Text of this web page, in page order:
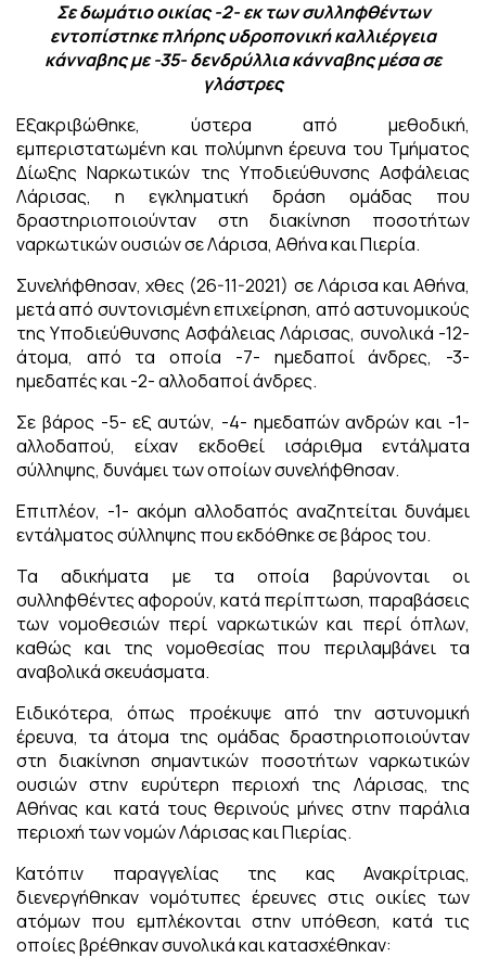
Σε δωμάτιο οικίας -2- εκ των συλληφθέντων
εντοπίστηκε πλήρης υδροπονική καλλιέργεια
κάνναβης με -35- δενδρύλλια κάνναβης μέσα σε
γλάστρες
Εξακριβώθηκε, ύστερα από μεθοδική,
εμπεριστατωμένη και πολύμηνη έρευνα του Τμήματος
Δίωξης Ναρκωτικών της Υποδιεύθυνσης Ασφάλειας
Λάρισας, η εγκληματική δράση ομάδας που
δραστηριοποιούνταν στη διακίνηση ποσοτήτων
ναρκωτικών ουσιών σε Λάρισα, Αθήνα και Πιερία.
Συνελήφθησαν, χθες (26-11-2021) σε Λάρισα και Αθήνα,
μετά από συντονισμένη επιχείρηση, από αστυνομικούς
της Υποδιεύθυνσης Ασφάλειας Λάρισας, συνολικά -12-
άτομα, από τα οποία -7- ημεδαποί άνδρες, -3-
ημεδαπές και -2- αλλοδαποί άνδρες.
Σε βάρος -5- εξ αυτών, -4- ημεδαπών ανδρών και -1-
αλλοδαπού, είχαν εκδοθεί ισάριθμα εντάλματα
σύλληψης, δυνάμει των οποίων συνελήφθησαν.
Επιπλέον, -1- ακόμη αλλοδαπός αναζητείται δυνάμει
εντάλματος σύλληψης που εκδόθηκε σε βάρος του.
Τα αδικήματα με τα οποία βαρύνονται οι
συλληφθέντες αφορούν, κατά περίπτωση, παραβάσεις
των νομοθεσιών περί ναρκωτικών και περί όπλων,
καθώς και της νομοθεσίας που περιλαμβάνει τα
αναβολικά σκευάσματα.
Ειδικότερα, όπως προέκυψε από την αστυνομική
έρευνα, τα άτομα της ομάδας δραστηριοποιούνταν
στη διακίνηση σημαντικών ποσοτήτων ναρκωτικών
ουσιών στην ευρύτερη περιοχή της Λάρισας, της
Αθήνας και κατά τους θερινούς μήνες στην παράλια
περιοχή των νομών Λάρισας και Πιερίας.
Κατόπιν παραγγελίας της κας Ανακρίτριας,
διενεργήθηκαν νομότυπες έρευνες στις οικίες των
ατόμων που εμπλέκονται στην υπόθεση, κατά τις
οποίες βρέθηκαν συνολικά και κατασχέθηκαν: